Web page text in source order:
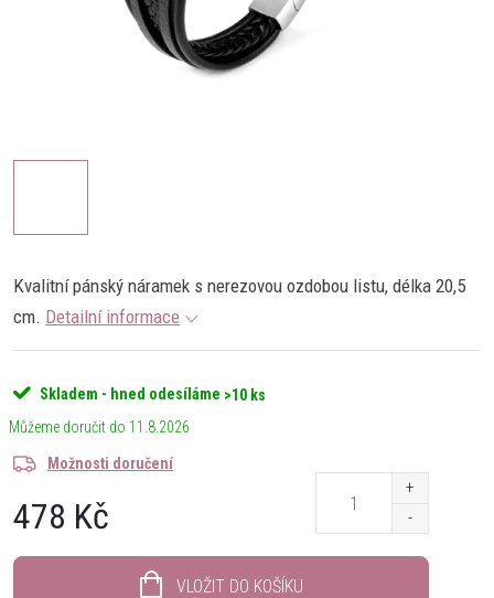
Kvalitní pánský náramek s nerezovou ozdobou listu, délka 20,5
cm. Detailní informace
Skladem - hned odesíláme >10 ks
11.8.2026
Možnosti doručení
478 Kč
VLOŽIT DO KOŠÍKU